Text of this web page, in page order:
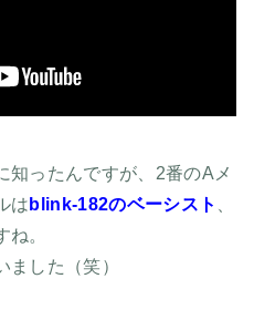
知ったんですが、2番のAメ
は blink-182のベーシスト
ね。
した（笑）